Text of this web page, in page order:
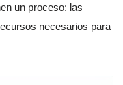
un proceso: las
necesarios para